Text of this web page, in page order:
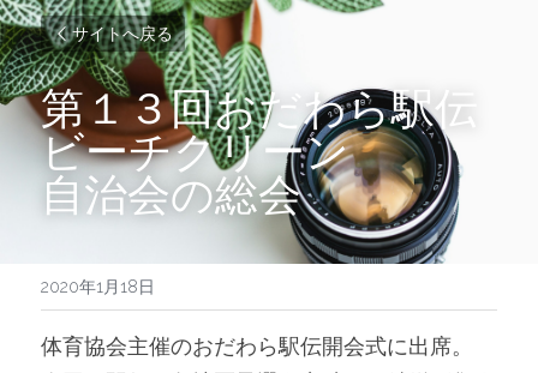
サイトへ戻る
第１３回おだわら駅伝
ビーチクリーン
自治会の総会
2020年1月18日
体育協会主催のおだわら駅伝開会式に出席。